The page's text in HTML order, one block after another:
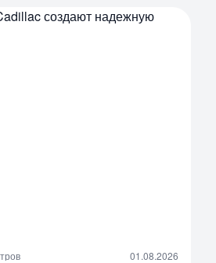
01.08.2026